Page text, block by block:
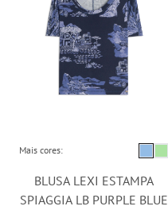
Mais cores:
BLUSA LEXI ESTAMPA
SPIAGGIA LB PURPLE BLUE